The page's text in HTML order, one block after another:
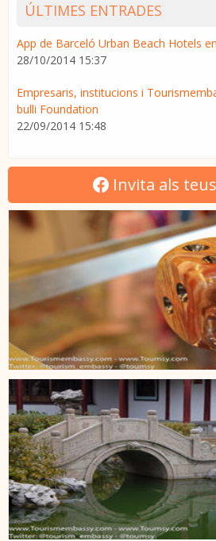
ÚLTIMES ENTRADES
App de Barceló Urban Beach Hotels
28/10/2014 15:37
Empresaris, institucions i
bulli Foundation
22/09/2014 15:48
Invita als